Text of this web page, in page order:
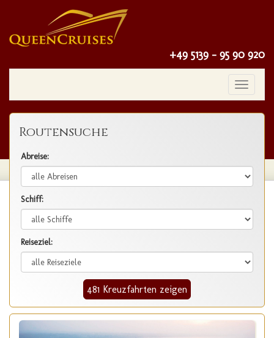
+49 5139 - 95 90 920
Toggle
Routensuche
Abreise:
Schiff:
Reiseziel:
481 Kreuzfahrten zeigen